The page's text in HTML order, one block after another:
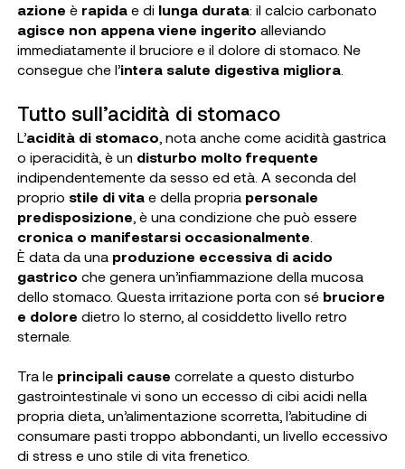
azione è rapidae di lunga durata: il calcio carbonato
agisce non appena viene ingerito alleviando
immediatamente il bruciore e il dolore di stomaco. Ne
consegue che l’intera salute digestiva migliora.
Tutto sull’acidità di stomaco
L’acidità di stomaco , nota anche come acidità gastrica
o iperacidità, è un disturbo molto frequente
indipendentemente da sesso ed età. A seconda del
proprio stile di vitae della propria personale
predisposizione , è una condizione che può essere
cronica o manifestarsi occasionalmente
È data da una produzione eccessiva di acido
gastrico che genera un’infiammazione della mucosa
dello stomaco. Questa irritazione porta con sé bruciore
e dolore dietro lo sterno, al cosiddetto livello retro
sternale.
Tra leprincipali cause correlate a questo disturbo
gastrointestinale vi sono un eccesso di cibi acidi nella
propria dieta, un’alimentazione scorretta, l’abitudine di
consumare pasti troppo abbondanti, un livello eccessivo
di stress e uno stile di vita frenetico.